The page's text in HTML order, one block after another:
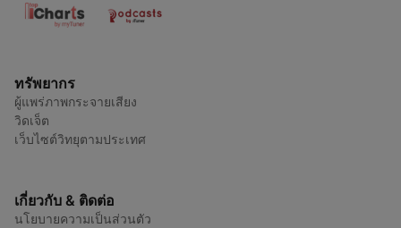
ทรัพยากร
ผู้แพร่ภาพกระจายเสียง
วิดเจ็ต
เว็บไซต์วิทยุตามประเทศ
เกี่ยวกับ & ติดต่อ
นโยบายความเป็นส่วนตัว